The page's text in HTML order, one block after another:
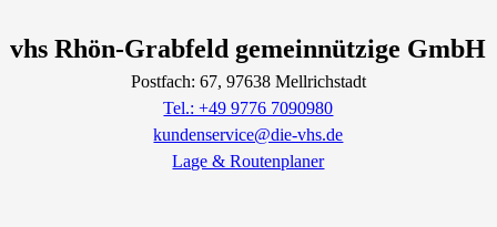
vhs Rhön-Grabfeld gemeinnützige GmbH
Postfach: 67, 97638 Mellrichstadt
Tel.: +49 9776 7090980
kundenservice@die-vhs.de
Lage & Routenplaner